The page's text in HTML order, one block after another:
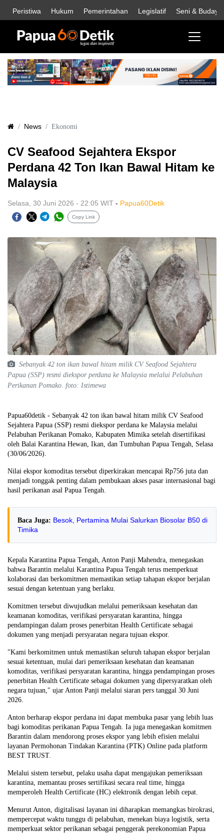
Peristiwa Hukum Pemerintahan Legislatif Seni & Budaya
News Ekonomi
CV Seafood Sejahtera Ekspor
Perdana 42 Ton Ikan Bawal Hitam ke
Malaysia
Selasa, 30 Juni 2026 - 22:05 WIT - Papua60Detik
Copy Link
Sebanyak 42 ton ikan bawal hitam milik CV Seafood Sejahtera
Papua (SSP) resmi diekspor perdana ke Malaysia melalui Pelabuhan
Perikanan Pomako. foto: Istimewa
Papua60detik - Sebanyak 42 ton ikan bawal hitam milik CV Seafood
Sejahtera Papua (SSP) resmi diekspor perdana ke Malaysia melalui
Pelabuhan Perikanan Pomako, Kabupaten Mimika setelah disertifikasi
oleh Balai Karantina Hewan, Ikan, dan Tumbuhan Papua Tengah, Selasa
(30/06/2026).
Nilai ekspor komoditas tersebut diperkirakan mencapai Rp756 juta dan
menjadi tonggak penting dalam pembukaan akses pasar internasional bagi
hasil perikanan asal Papua Tengah.
Baca Juga: Besok, Pertamina Mulai Salurkan Biosolar B50 di
Timika
Kepala Karantina Papua Tengah, Anton Panji Mahendra, menegaskan
bahwa Barantin melalui Karantina Papua Tengah terus memperkuat
kolaborasi dan berkomitmen memastikan setiap tahapan ekspor berjalan
sesuai dengan ketentuan yang berlaku.
Komitmen tersebut diwujudkan melalui pemeriksaan kesehatan dan
keamanan komoditas, verifikasi persyaratan karantina, hingga
pendampingan dalam proses penerbitan Health Certificate sebagai
dokumen yang menjadi persyaratan negara tujuan ekspor.
"Kami berkomitmen untuk memastikan seluruh tahapan ekspor berjalan
sesuai ketentuan, mulai dari pemeriksaan kesehatan dan keamanan
komoditas, verifikasi persyaratan karantina, hingga pendampingan proses
penerbitan Health Certificate sebagai dokumen yang dipersyaratkan oleh
negara tujuan," ujar Anton Panji melalui siaran pers tanggal 30 Juni
2026.
Anton berharap ekspor perdana ini dapat membuka pasar yang lebih luas
bagi komoditas perikanan Papua Tengah. Ia juga menegaskan komitmen
Barantin dalam mendorong proses ekspor yang lebih efisien melalui
layanan Permohonan Tindakan Karantina (PTK) Online pada platform
BEST TRUST.
Melalui sistem tersebut, pelaku usaha dapat mengajukan pemeriksaan
karantina, memantau proses sertifikasi secara real time, hingga
memperoleh Health Certificate (HC) elektronik dengan lebih cepat.
Menurut Anton, digitalisasi layanan ini diharapkan memangkas birokrasi,
mempercepat waktu tunggu di pelabuhan, menekan biaya logistik, serta
memperkuat sektor perikanan sebagai penggerak perekonomian Papua